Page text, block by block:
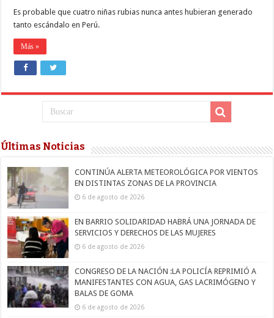
Es probable que cuatro niñas rubias nunca antes hubieran generado
tanto escándalo en Perú.
Más »
Últimas Noticias
CONTINÚA ALERTA METEOROLÓGICA POR VIENTOS
EN DISTINTAS ZONAS DE LA PROVINCIA
6 de agosto de 2026
EN BARRIO SOLIDARIDAD HABRÁ UNA JORNADA DE
SERVICIOS Y DERECHOS DE LAS MUJERES
6 de agosto de 2026
CONGRESO DE LA NACIÓN :LA POLICÍA REPRIMIÓ A
MANIFESTANTES CON AGUA, GAS LACRIMÓGENO Y
BALAS DE GOMA
6 de agosto de 2026